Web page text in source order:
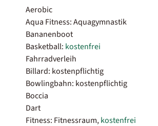
Aerobic
Aqua Fitness: Aquagymnastik
Bananenboot
Basketball: kostenfrei
Fahrradverleih
Billard: kostenpflichtig
Bowlingbahn: kostenpflichtig
Boccia
Dart
Fitness: Fitnessraum,kostenfrei